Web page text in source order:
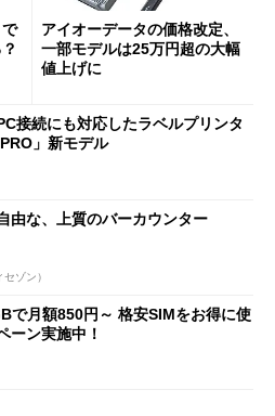
アイオーデータの価格改定、
一部モデルは25万円超の大幅
値上げに
接続にも対応したラベルプリンタ
PRO」新モデル
由な、上質のバーカウンター
ゾン）
で月額850円～ 格安SIMをお得に使
ーン実施中！